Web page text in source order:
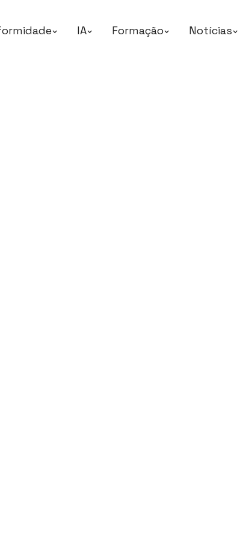
IA Formação Notícias